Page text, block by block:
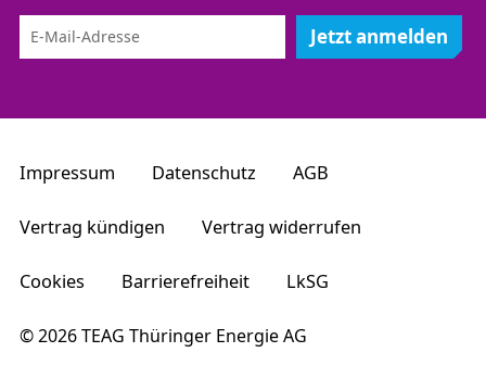
Jetzt anmelden
Impressum Datenschutz AGB
Vertrag kündigen Vertrag widerrufen
Cookies Barrierefreiheit LkSG
© 2026 TEAG Thüringer Energie AG